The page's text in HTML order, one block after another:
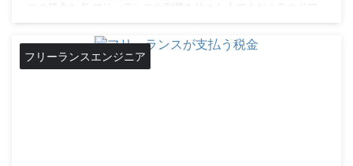
スの残念な点 フリーランスや副業を始めた人でまだクラウドワ
みてください。 クラウドワークスの仕事形式 ...
フリーランスエンジニア